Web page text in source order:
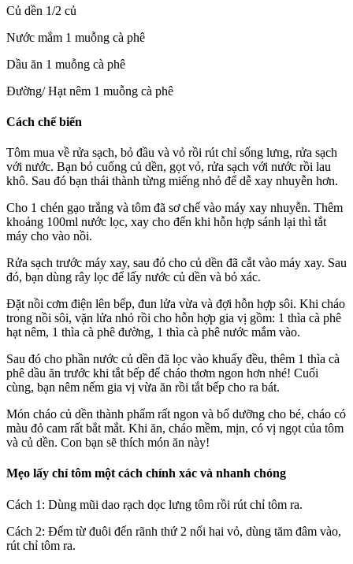
Củ dền 1/2 củ
Nước mắm 1 muỗng cà phê
Dầu ăn 1 muỗng cà phê
Đường/ Hạt nêm 1 muỗng cà phê
Cách chế biến
Tôm mua về rửa sạch, bỏ đầu và vỏ rồi rút chỉ sống lưng, rửa sạch
với nước. Bạn bỏ cuống củ dền, gọt vỏ, rửa sạch với nước rồi lau
khô. Sau đó bạn thái thành từng miếng nhỏ để dễ xay nhuyễn hơn.
Cho 1 chén gạo trắng và tôm đã sơ chế vào máy xay nhuyễn. Thêm
khoảng 100ml nước lọc, xay cho đến khi hỗn hợp sánh lại thì tắt
máy cho vào nồi.
Rửa sạch trước máy xay, sau đó cho củ dền đã cắt vào máy xay. Sau
đó, bạn dùng rây lọc để lấy nước củ dền và bỏ xác.
Đặt nồi cơm điện lên bếp, đun lửa vừa và đợi hỗn hợp sôi. Khi cháo
trong nồi sôi, vặn lửa nhỏ rồi cho hỗn hợp gia vị gồm: 1 thìa cà phê
hạt nêm, 1 thìa cà phê đường, 1 thìa cà phê nước mắm vào.
Sau đó cho phần nước củ dền đã lọc vào khuấy đều, thêm 1 thìa cà
phê dầu ăn trước khi tắt bếp để cháo thơm ngon hơn nhé! Cuối
cùng, bạn nêm nếm gia vị vừa ăn rồi tắt bếp cho ra bát.
Món cháo củ dền thành phẩm rất ngon và bổ dưỡng cho bé, cháo có
màu đỏ cam rất bắt mắt. Khi ăn, cháo mềm, mịn, có vị ngọt của tôm
và củ dền. Con bạn sẽ thích món ăn này!
Mẹo lấy chỉ tôm một cách chính xác và nhanh chóng
Cách 1: Dùng mũi dao rạch dọc lưng tôm rồi rút chỉ tôm ra.
Cách 2: Đếm từ đuôi đến rãnh thứ 2 nối hai vỏ, dùng tăm đâm vào,
rút ​​chỉ tôm ra.